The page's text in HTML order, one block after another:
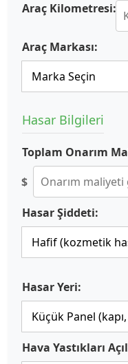
Araç Kilometresi:
Araç Markası:
Hasar Bilgileri
Toplam Onarım
$
Hasar Şiddeti:
Hasar Yeri:
Hava Yastıkları